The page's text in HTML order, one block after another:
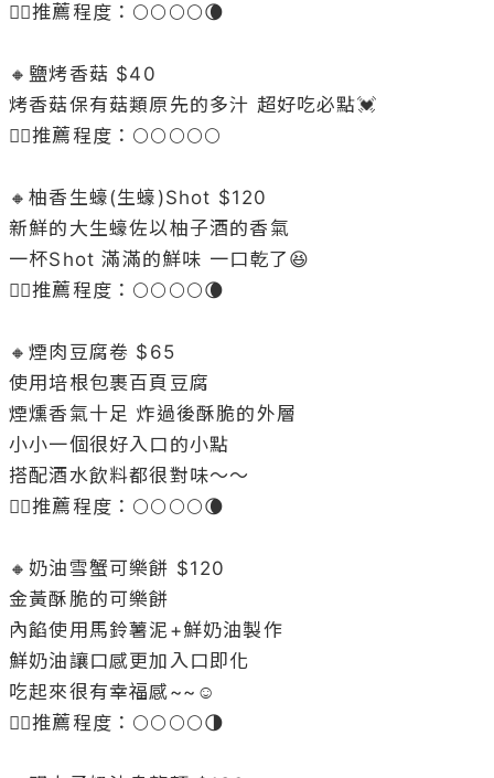
👉🏻推薦程度：🌕🌕🌕🌕🌘
🔸鹽烤香菇 $40
烤香菇保有菇類原先的多汁 超好吃必點💓
👉🏻推薦程度：🌕🌕🌕🌕🌕
🔸柚香生蠔(生蠔)Shot $120
新鮮的大生蠔佐以柚子酒的香氣
一杯Shot 滿滿的鮮味 一口乾了😆
👉🏻推薦程度：🌕🌕🌕🌕🌘
🔸煙肉豆腐卷 $65
使用培根包裹百頁豆腐
煙燻香氣十足 炸過後酥脆的外層
小小一個很好入口的小點
搭配酒水飲料都很對味～～
👉🏻推薦程度：🌕🌕🌕🌕🌘
🔸奶油雪蟹可樂餅 $120
金黃酥脆的可樂餅
內餡使用馬鈴薯泥+鮮奶油製作
鮮奶油讓口感更加入口即化
吃起來很有幸福感~~☺️
👉🏻推薦程度：🌕🌕🌕🌕🌗